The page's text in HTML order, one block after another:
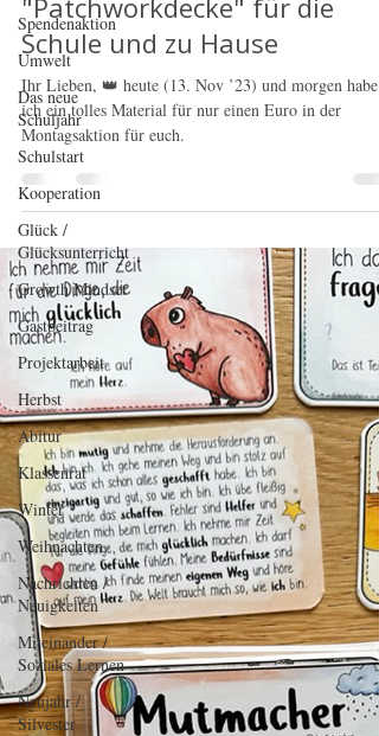
Spendenaktion
Umwelt
Das neue
Schuljahr
Schulstart
Kooperation
Glück /
Glücksunterricht
Growth Mindset
Gastbeitrag
Projektarbeit
Herbst
Abitur
Klassenrat
Winter
Weihnachten
Nachrichten /
Neuigkeiten
Miteinander /
Soziales Lernen
Neujahr /
Silvester
Winter Kreativprojekt
"Patchworkdecke" für die
Schule und zu Hause
Ihr Lieben, 👑 heute (13. Nov ’23) und morgen habe
ich ein tolles Material für nur einen Euro in der
Montagsaktion für euch.